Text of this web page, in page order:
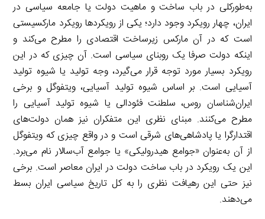
به‌طورکلی در باب ساخت و ماهیت دولت یا جامعه سیاسی در
ایران، چهار رویکرد وجود دارد؛ یکی از رویکردها رویکرد مارکسیستی
است که در آن مارکس زیرساخت اقتصادی را مطرح می‌کند و
اینکه دولت صرفا یک روبنای سیاسی است. آن چیزی که در این
رویکرد بسیار مورد توجه قرار می‌گیرد، وجه تولید یا شیوه تولید
آسیایی است. بر اساس شیوه تولید آسیایی، ویتفوگل و برخی
ایران‌شناسان روس، سلطنت فئودالی یا شیوه تولید آسیایی را
مطرح می‌کنند. مبنای نظری این متفکران نیز همان دولت‌های
اقتدارگرا یا پادشاهی‌های شرقی است و در واقع چیزی که ویتفوگل
از آن به‌عنوان «جوامع هیدرولیکی» یا جوامع آب‌سالار نام می‌برد.
این یک رویکرد در باب ساخت دولت در ایران معاصر است. برخی
نیز حتی این رهیافت نظری را به کل تاریخ سیاسی ایران بسط
می‌دهند.